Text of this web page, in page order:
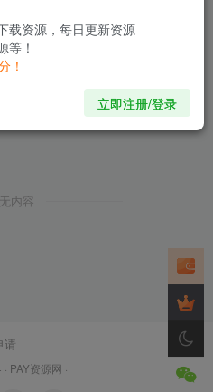
内容
请
PAY资源网 ·
载资源，每日更新资源
等！
！
立即注册/登录